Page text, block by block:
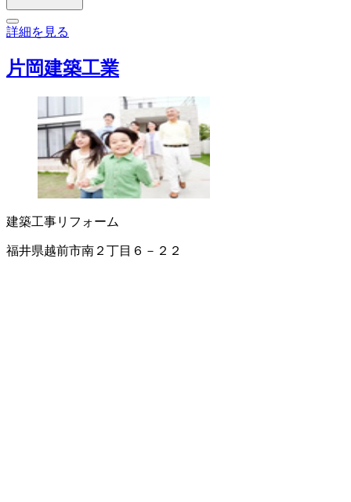
詳細を見る
片岡建築工業
建築工事リフォーム
福井県越前市南２丁目６－２２